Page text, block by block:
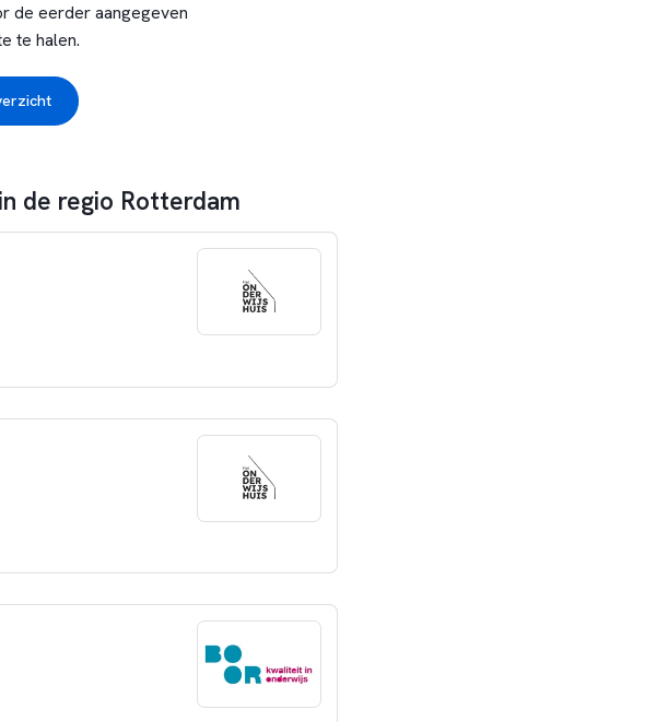
de eerder aangegeven
te halen.
de regio Rotterdam